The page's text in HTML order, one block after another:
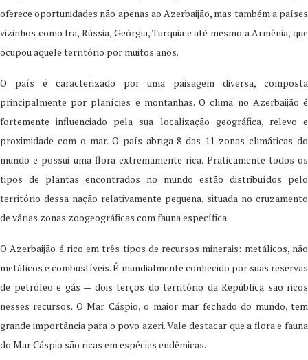
oferece oportunidades não apenas ao Azerbaijão, mas também a países
vizinhos como Irã, Rússia, Geórgia, Turquia e até mesmo a Armênia, que
ocupou aquele território por muitos anos.
O país é caracterizado por uma paisagem diversa, composta
principalmente por planícies e montanhas. O clima no Azerbaijão é
fortemente influenciado pela sua localização geográfica, relevo e
proximidade com o mar. O país abriga 8 das 11 zonas climáticas do
mundo e possui uma flora extremamente rica. Praticamente todos os
tipos de plantas encontrados no mundo estão distribuídos pelo
território dessa nação relativamente pequena, situada no cruzamento
de várias zonas zoogeográficas com fauna específica.
O Azerbaijão é rico em três tipos de recursos minerais: metálicos, não
metálicos e combustíveis. É mundialmente conhecido por suas reservas
de petróleo e gás — dois terços do território da República são ricos
nesses recursos. O Mar Cáspio, o maior mar fechado do mundo, tem
grande importância para o povo azeri. Vale destacar que a flora e fauna
do Mar Cáspio são ricas em espécies endêmicas.